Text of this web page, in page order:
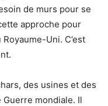
de murs pour se
approche pour
Uni. C’est
des usines et des
mondiale. Il